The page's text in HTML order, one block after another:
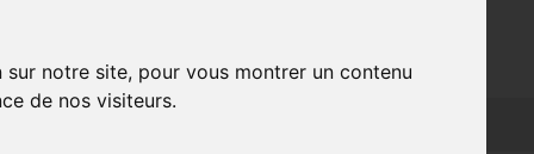
notre site, pour vous montrer un contenu
de nos visiteurs.